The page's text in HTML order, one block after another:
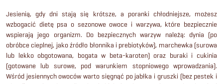
Jesienią, gdy dni stają się krótsze, a poranki chłodniejsze, możesz
wzbogacić dietę psa o sezonowe owoce i warzywa, które bezpiecznie
wspierają jego organizm. Do bezpiecznych warzyw należą: dynia (po
obróbce cieplnej, jako źródło błonnika i prebiotyków), marchewka (surowa
lub lekko obgotowana, bogata w beta-karoten) oraz buraki i cukinia
(gotowane lub surowe, pod warunkiem stopniowego wprowadzania).
Wśród jesiennych owoców warto sięgnąć po jabłka i gruszki (bez pestek i